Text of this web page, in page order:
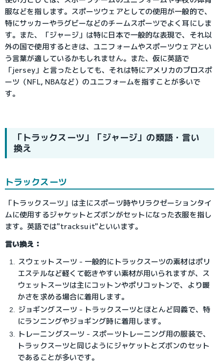
服などを指します。スポーツウェアとしての使用が一般的で、
特にサッカーやラグビーなどのチームスポーツでよく耳にしま
す。また、「ジャージ」は特に日本で一般的な表現で、それ以
外の国で使用するときは、ユニフォームやスポーツウェアとい
う言葉が適しているかもしれません。また、仮に英語で
「jersey」と言ったとしても、それは特にアメリカのプロスポ
ーツ（NFL, NBAなど）のユニフォームを指すことが多いで
す。
「トラックスーツ」「ジャージ」の類語・言い
換え
トラックスーツ
「トラックスーツ」は主にスポーツ時やリラクゼーションタイ
ムに使用するジャケットとズボンがセットになった衣服を指し
ます。英語では"tracksuit"といいます。
言い換え：
スウェットスーツ - 一般的にトラックスーツの素材はポリ
エステルなど軽くて乾きやすい素材が用いられますが、ス
ウェットスーツは主にコットンやポリコットンで、より暖
かさを求める場合に着用します。
ジョギングスーツ - トラックスーツとほとんど同義で、特
にランニングやジョギング時に着用します。
トレーニングスーツ - スポーツトレーニング用の服装で、
トラックスーツと同じようにジャケットとズボンのセット
であることが多いです。